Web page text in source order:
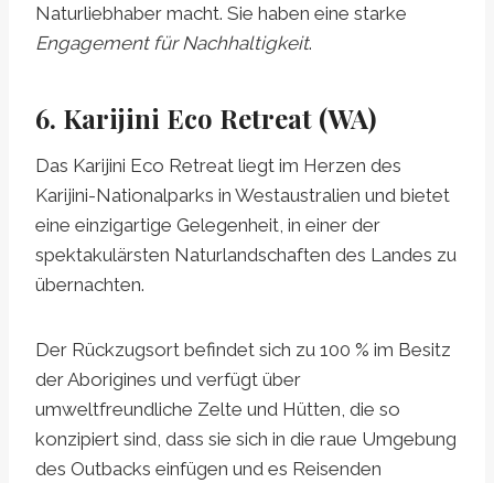
Naturliebhaber macht. Sie haben eine starke
Engagement für Nachhaltigkeit.
6. Karijini Eco Retreat (WA)
Das Karijini Eco Retreat liegt im Herzen des
Karijini-Nationalparks in Westaustralien und bietet
eine einzigartige Gelegenheit, in einer der
spektakulärsten Naturlandschaften des Landes zu
übernachten.
Der Rückzugsort befindet sich zu 100 % im Besitz
der Aborigines und verfügt über
umweltfreundliche Zelte und Hütten, die so
konzipiert sind, dass sie sich in die raue Umgebung
des Outbacks einfügen und es Reisenden